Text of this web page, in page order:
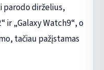
parodo dirželius,
ir „Galaxy Watch9“, o
tačiau pažįstamas